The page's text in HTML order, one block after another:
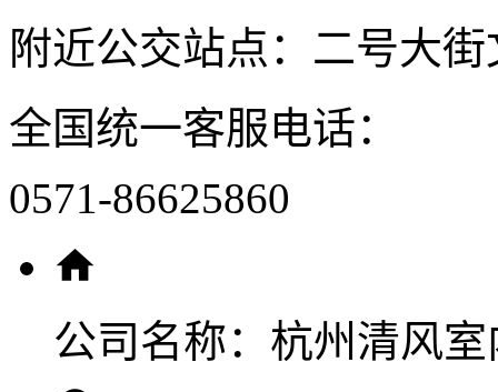
附近公交站点：二号大
全国统一客服电话：
0571-86625860
公司名称： 杭州清风